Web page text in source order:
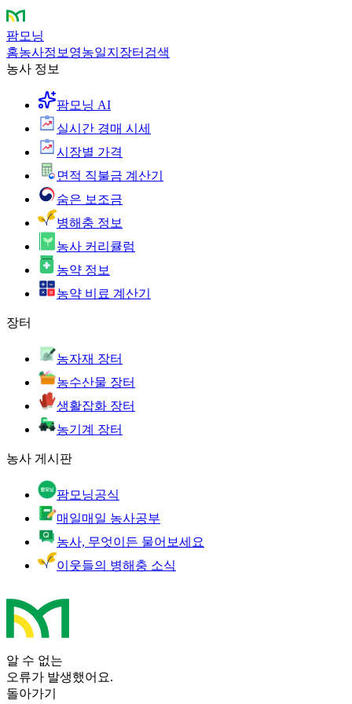
팜모닝
홈농사정보 영농일지 장터 검색
농사 정보
팜모닝 AI
실시간 경매 시세
시장별 가격
면적 직불금 계산기
숨은 보조금
병해충 정보
농사 커리큘럼
농약 정보
농약 비료 계산기
장터
농자재 장터
농수산물 장터
생활잡화 장터
농기계 장터
농사 게시판
팜모닝공식
매일매일 농사공부
농사, 무엇이든 물어보세요
이웃들의 병해충 소식
알 수 없는
오류가 발생했어요.
돌아가기